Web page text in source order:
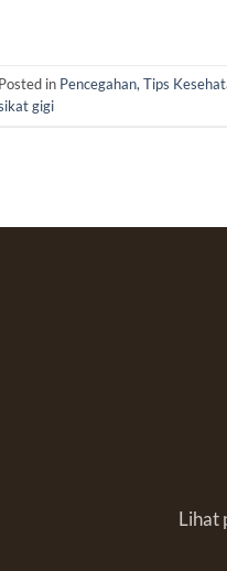
Posted in Pencegahan, Tips
gigi
Lihat